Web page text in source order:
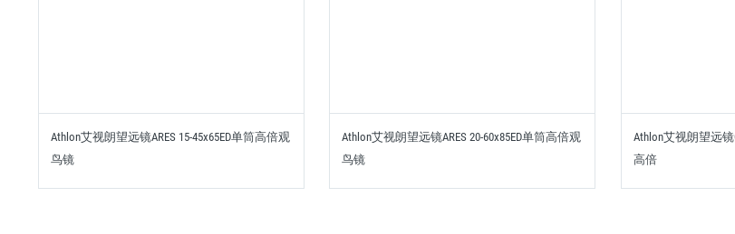
Athlon艾视朗望远镜ARES 15-45x65ED单筒高倍观
鸟镜
Athlon艾视朗望远镜ARES 20-60x85ED单筒高倍观
鸟镜
Athlon艾视朗望远镜
高倍